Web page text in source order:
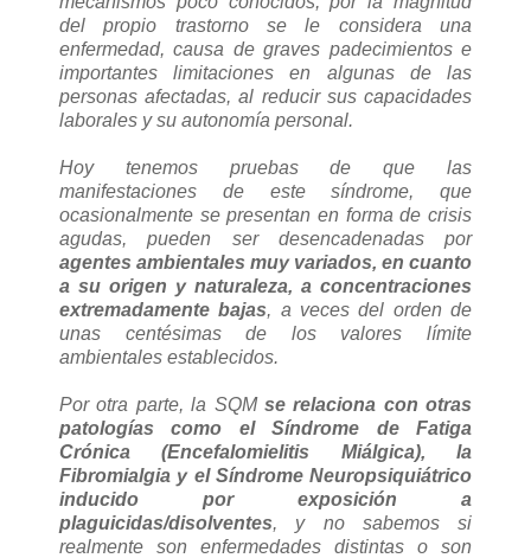
del propio trastorno se le considera una
enfermedad, causa de graves padecimientos e
importantes limitaciones en algunas de las
personas afectadas, al reducir sus capacidades
laborales y su autonomía personal.
Hoy tenemos pruebas de que las
manifestaciones de este síndrome, que
ocasionalmente se presentan en forma de crisis
agudas, pueden ser desencadenadas por
agentes ambientales muy variados, en cuanto
a su origen y naturaleza, a concentraciones
extremadamente bajas, a veces del orden de
unas centésimas de los valores límite
ambientales establecidos.
Por otra parte, la SQM se relaciona con otras
patologías como el Síndrome de Fatiga
Crónica (Encefalomielitis Miálgica), la
Fibromialgia y el Síndrome Neuropsiquiátrico
inducido por exposición a
plaguicidas/disolventes, y no sabemos si
realmente son enfermedades distintas o son